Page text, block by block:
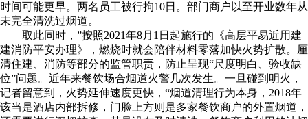
时间可能更早。两名员工被行拘10日。部门商户以至开业数年从
未完全清洗过烟道。
取此同时，”按照2021年8月1日起施行的《高层平易近用建
建消防平安办理》，燃烧时就会陪伴材料零落加快火势扩散。厘
清住建、消防等部分的监管职责，防止呈现“尺度明白、验收缺
位”问题。近年来餐饮场合烟道火警几次发生。一旦碰到明火，
记者留意到，火势延伸速度更快，“烟道清理行为本身，2018年
该当是酒店内部拆修，门脸上方则是多家餐饮商户的外置烟道，